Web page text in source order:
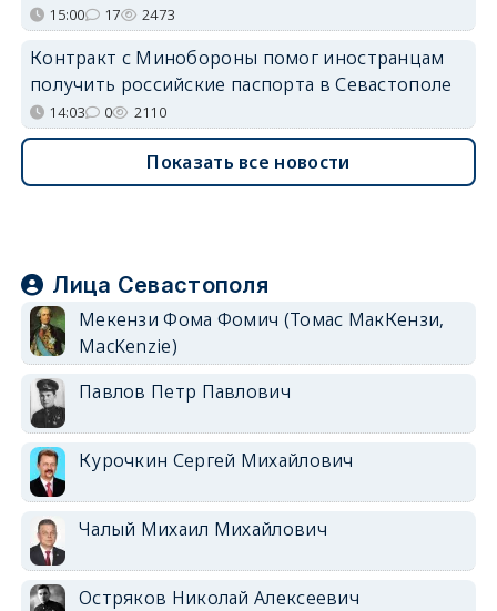
15:00 17 2473
Контракт с Минобороны помог иностранцам
получить российские паспорта в Севастополе
14:03 0 2110
Показать все новости
Лица Севастополя
Мекензи Фома Фомич (Томас МакКензи,
MacKenzie)
Павлов Петр Павлович
Курочкин Сергей Михайлович
Чалый Михаил Михайлович
Остряков Николай Алексеевич